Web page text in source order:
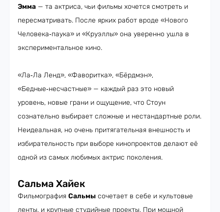
Эмма — та актриса, чьи фильмы хочется смотреть и
пересматривать. После ярких работ вроде «Нового
Человека‑паука» и «Круэллы» она уверенно ушла в
экспериментальное кино.
«Ла‑Ла Ленд», «Фаворитка», «Бёрдмэн»,
«Бедные‑несчастные» — каждый раз это новый
уровень, новые грани и ощущение, что Стоун
сознательно выбирает сложные и нестандартные роли.
Неидеальная, но очень притягательная внешность и
избирательность при выборе кинопроектов делают её
одной из самых любимых актрис поколения.
Сальма Хайек
Фильмография Сальмы сочетает в себе и культовые
ленты, и крупные студийные проекты. При мощной